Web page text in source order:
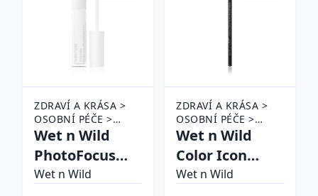
ZDRAVÍ A KRÁSA >
OSOBNÍ PÉČE >
KOSMETIKA > MAKE-
OBLIČEJ A TVÁŘE >
PODKLADOVÉ BÁZE
NA TVÁŘ
Wet n Wild
PhotoFocus
tekutý
Wet n Wild
ZDRAVÍ A KRÁSA >
OSOBNÍ PÉČE >
KOSMETIKA > MAKE-
> OČNÍ LINKY
Wet n Wild
Color Icon
kajalová
Wet n Wild